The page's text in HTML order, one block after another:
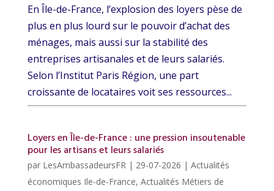
En Île-de-France, l’explosion des loyers pèse de
plus en plus lourd sur le pouvoir d’achat des
ménages, mais aussi sur la stabilité des
entreprises artisanales et de leurs salariés.
Selon l’Institut Paris Région, une part
croissante de locataires voit ses ressources...
Loyers en Île-de-France : une pression insoutenable
pour les artisans et leurs salariés
par LesAmbassadeursFR | 29-07-2026 | Actualités
économiques Ile-de-France, Actualités Métiers de